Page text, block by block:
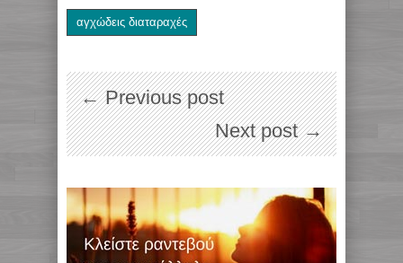
αγχώδεις διαταραχές
← Previous post
Next post →